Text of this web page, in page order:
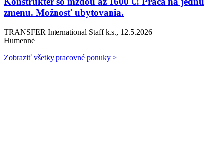
zmenu. Možnosť ubytovania.
TRANSFER International Staff k.s., 12.5.2026
Humenné
Zobraziť všetky pracovné ponuky >